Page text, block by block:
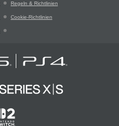
Regeln & Richtlinien
Cookie-Richtlinien